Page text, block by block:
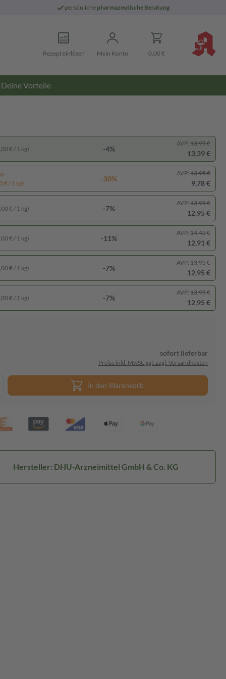
persönliche pharmazeutische Beratung
Rezept einlösen Mein Konto 0,00 €
Deine Vorteile
€ / 1 kg) -4%
AVP: 13,95 €
13,39 €
€ / 1 kg)
-30%
AVP: 13,95 €
9,78 €
€ / 1 kg) -7%
AVP: 13,95 €
12,95 €
€ / 1 kg) -11%
AVP: 14,45 €
12,91 €
€ / 1 kg) -7%
AVP: 13,95 €
12,95 €
€ / 1 kg) -7%
AVP: 13,95 €
12,95 €
sofort lieferbar
Preise inkl. MwSt. ggf. zzgl. Versandkosten
In den Warenkorb
Hersteller: DHU-Arzneimittel GmbH & Co. KG